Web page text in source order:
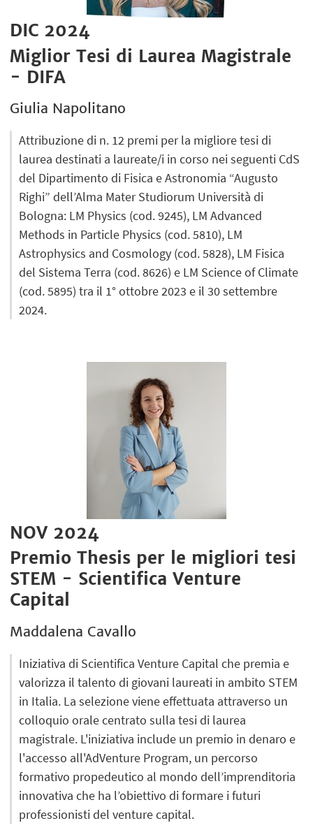
DIC 2024
Miglior Tesi di Laurea Magistrale
- DIFA
Giulia Napolitano
Attribuzione di n. 12 premi per la migliore tesi di
laurea destinati a laureate/i in corso nei seguenti CdS
del Dipartimento di Fisica e Astronomia “Augusto
Righi” dell’Alma Mater Studiorum Università di
Bologna: LM Physics (cod. 9245), LM Advanced
Methods in Particle Physics (cod. 5810), LM
Astrophysics and Cosmology (cod. 5828), LM Fisica
del Sistema Terra (cod. 8626) e LM Science of Climate
(cod. 5895) tra il 1° ottobre 2023 e il 30 settembre
2024.
NOV 2024
Premio Thesis per le migliori tesi
STEM - Scientifica Venture
Capital
Maddalena Cavallo
Iniziativa di Scientifica Venture Capital che premia e
valorizza il talento di giovani laureati in ambito STEM
in Italia. La selezione viene effettuata attraverso un
colloquio orale centrato sulla tesi di laurea
magistrale. L'iniziativa include un premio in denaro e
l'accesso all'AdVenture Program, un percorso
formativo propedeutico al mondo dell’imprenditoria
innovativa che ha l’obiettivo di formare i futuri
professionisti del venture capital.